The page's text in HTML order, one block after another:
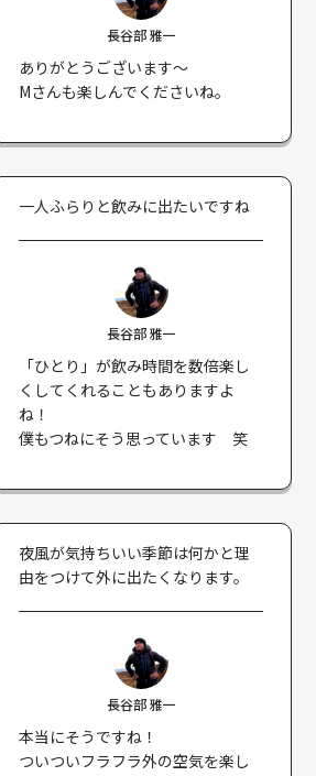
長谷部 雅一
ありがとうございます〜
Mさんも楽しんでくださいね。
一人ふらりと飲みに出たいですね
長谷部 雅一
「ひとり」が飲み時間を数倍楽し
くしてくれることもありますよ
ね！
僕もつねにそう思っています 笑
夜風が気持ちいい季節は何かと理
由をつけて外に出たくなります。
長谷部 雅一
本当にそうですね！
ついついフラフラ外の空気を楽し